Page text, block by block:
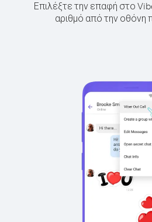
Επιλέξτε την επαφή στο
αριθμό από την